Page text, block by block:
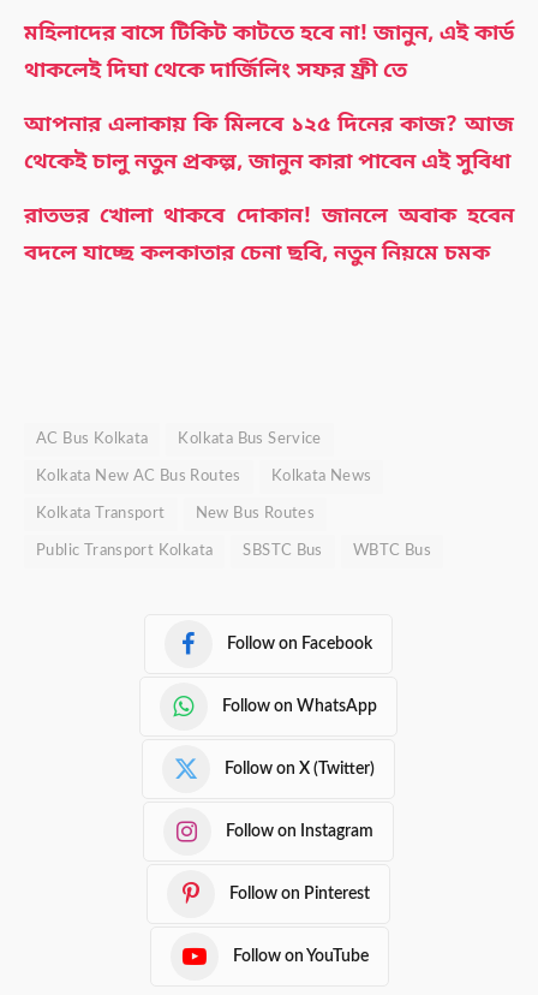
মহিলাদের বাসে টিকিট কাটতে হবে না! জানুন, এই কার্ড
থাকলেই দিঘা থেকে দার্জিলিং সফর ফ্রী তে
আপনার এলাকায় কি মিলবে ১২৫ দিনের কাজ? আজ
থেকেই চালু নতুন প্রকল্প, জানুন কারা পাবেন এই সুবিধা
রাতভর খোলা থাকবে দোকান! জানলে অবাক হবেন
বদলে যাচ্ছে কলকাতার চেনা ছবি, নতুন নিয়মে চমক
AC Bus Kolkata Kolkata Bus Service
Kolkata New AC Bus Routes Kolkata News
Kolkata Transport New Bus Routes
Public Transport Kolkata SBSTC Bus WBTC Bus
Follow on Facebook
Follow on WhatsApp
Follow on X (Twitter)
Follow on Instagram
Follow on Pinterest
Follow on YouTube